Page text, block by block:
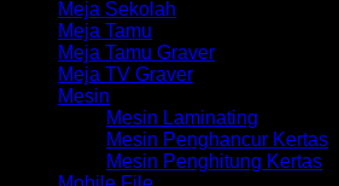
Meja Sekolah
Meja Tamu
Meja Tamu Graver
Meja TV Graver
Mesin
Mesin Laminating
Mesin Penghancur Kertas
Mesin Penghitung Kertas